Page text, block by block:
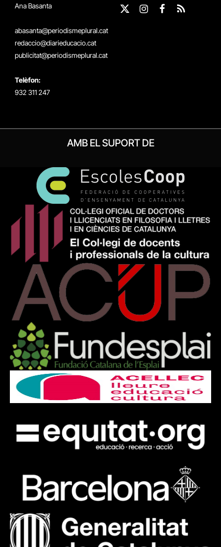
Ana Basanta
abasanta@periodismeplural.cat
redaccio@diarieducacio.cat
publicitat@periodismeplural.cat
Telèfon:
932 311 247
X
InstagramFacebook
RSS
AMB EL SUPORT DE